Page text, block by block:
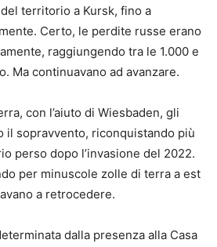
territorio a Kursk, fino a
Certo, le perdite russe erano
raggiungendo tra le 1.000 e
Ma continuavano ad avanzare.
con l’aiuto di Wiesbaden, gli
il sopravvento, riconquistando più
perso dopo l’invasione del 2022.
per minuscole zolle di terra a est
a retrocedere.
dalla presenza alla Casa